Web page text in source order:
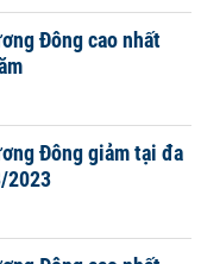
Đông cao nhất
Đông giảm tại đa
2023